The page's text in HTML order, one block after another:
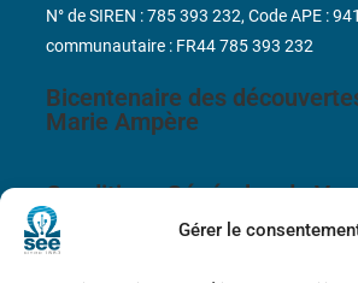
Gérer le
Bicentenaire des
Marie Ampère
Conditions Générales de
N° de SIREN : 785 393 232, Code APE :
communautaire : FR44 785 393 232